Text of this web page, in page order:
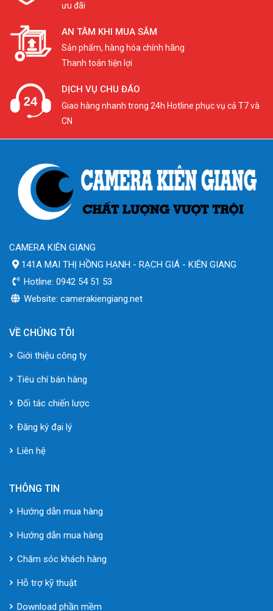
ưu đãi
AN TÂM KHI MUA SẮM
Sản phẩm, hàng hóa chính hãng
Thanh toán tiện lợi
DỊCH VỤ CHU ĐÁO
Giao hàng nhanh trong 24h Hotline phục vụ cả T7 và
CN
CAMERA KIÊN GIANG
141A MAI THỊ HỒNG HẠNH - RẠCH GIÁ - KIÊN GIANG
Hotline: 0942 54 51 53
Website: camerakiengiang.net
VỀ CHÚNG TÔI
Giới thiệu công ty
Tiêu chí bán hàng
Đối tác chiến lược
Đăng ký đại lý
Liên hệ
THÔNG TIN
Hướng dẫn mua hàng
Hướng dẫn mua hàng
Chăm sóc khách hàng
Hỗ trợ kỹ thuật
Download phần mềm